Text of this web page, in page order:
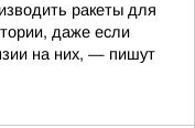
ракеты для
даже если
на них, — пишут